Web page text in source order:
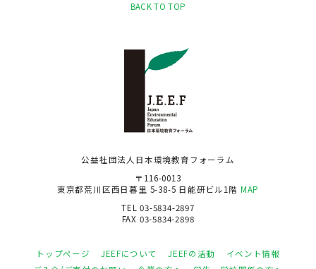
BACK TO TOP
公益社団法人日本環境教育フォーラム
〒116-0013
東京都荒川区西日暮里 5-38-5 日能研ビル1階 MAP
TEL 03-5834-2897
FAX 03-5834-2898
トップページ JEEFについて JEEFの活動
イベント情報